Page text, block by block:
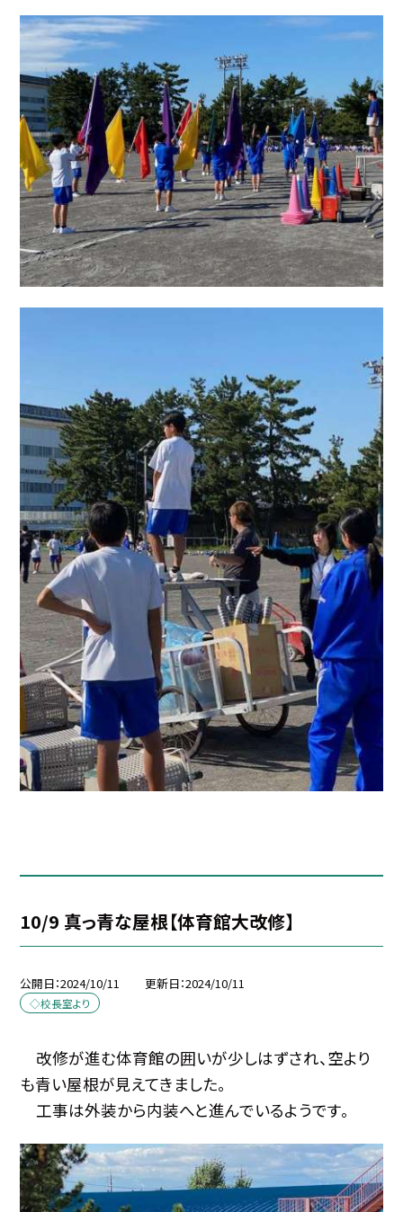
10/9 真っ青な屋根【体育館大改修】
公開日 2024/10/11 更新日 2024/10/11
◇校長室より
改修が進む体育館の囲いが少しはずされ、空より
も青い屋根が見えてきました。
工事は外装から内装へと進んでいるようです。